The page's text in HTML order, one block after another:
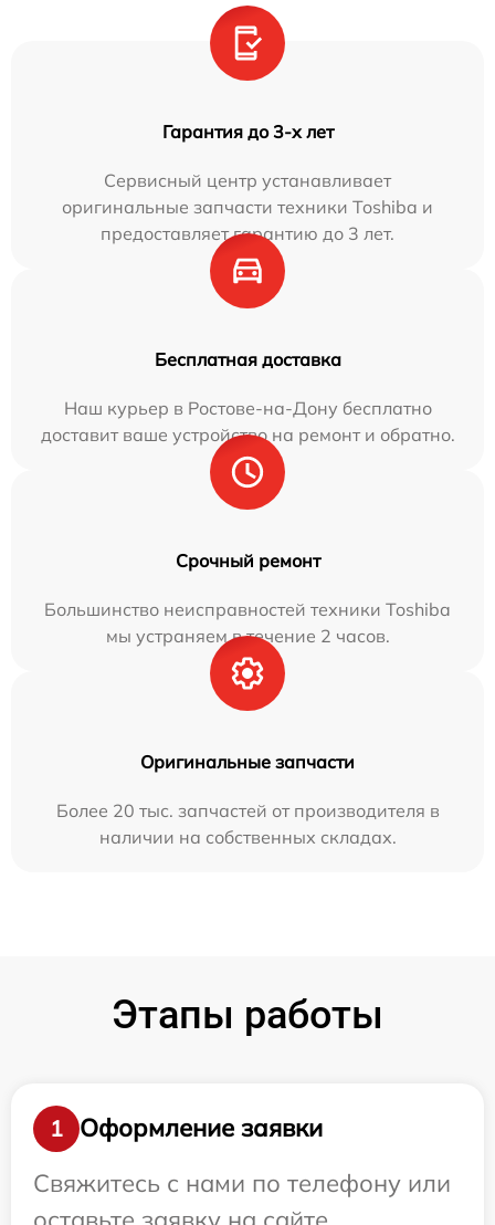
Гарантия до 3-х лет
Сервисный центр устанавливает
оригинальные запчасти техники Toshiba и
предоставляет гарантию до 3 лет.
Бесплатная доставка
Наш курьер в Ростове-на-Дону бесплатно
доставит ваше устройство на ремонт и обратно.
Срочный ремонт
Большинство неисправностей техники Toshiba
мы устраняем в течение 2 часов.
Оригинальные запчасти
Более 20 тыс. запчастей от производителя в
наличии на собственных складах.
Этапы работы
1
Оформление заявки
Свяжитесь с нами по телефону или